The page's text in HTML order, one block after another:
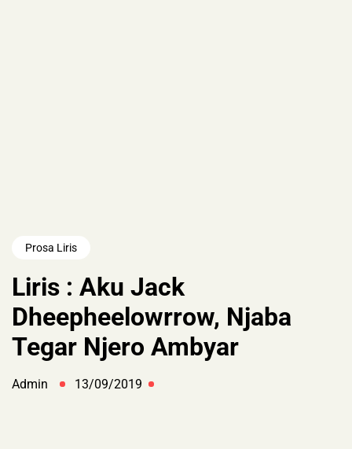
Prosa Liris
Liris : Aku Jack
Dheepheelowrrow, Njaba
Tegar Njero Ambyar
Admin 13/09/2019